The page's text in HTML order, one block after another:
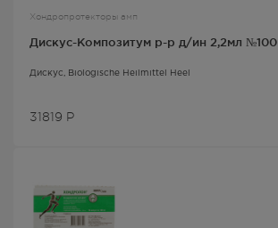
Хондропротекторы амп
Дискус-Композитум р-р д/ин 2,2мл №100
Дискус , Biologische Heilmittel Heel
31819 Р